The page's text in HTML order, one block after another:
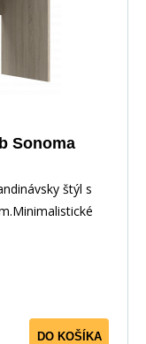
Sonoma
štýl s
DO KOŠÍKA